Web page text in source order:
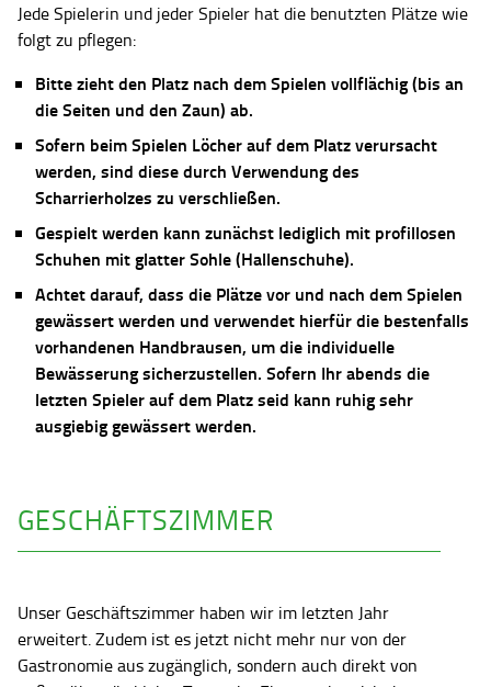
Jede Spielerin und jeder Spieler hat die benutzten Plätze wie
folgt zu pflegen:
Bitte zieht den Platz nach dem Spielen vollflächig (bis an
die Seiten und den Zaun) ab.
Sofern beim Spielen Löcher auf dem Platz verursacht
werden, sind diese durch Verwendung des
Scharrierholzes zu verschließen.
Gespielt werden kann zunächst lediglich mit profillosen
Schuhen mit glatter Sohle (Hallenschuhe).
Achtet darauf, dass die Plätze vor und nach dem Spielen
gewässert werden und verwendet hierfür die bestenfalls
vorhandenen Handbrausen, um die individuelle
Bewässerung sicherzustellen. Sofern Ihr abends die
letzten Spieler auf dem Platz seid kann ruhig sehr
ausgiebig gewässert werden.
GESCHÄFTSZIMMER
Unser Geschäftszimmer haben wir im letzten Jahr
erweitert. Zudem ist es jetzt nicht mehr nur von der
Gastronomie aus zugänglich, sondern auch direkt von